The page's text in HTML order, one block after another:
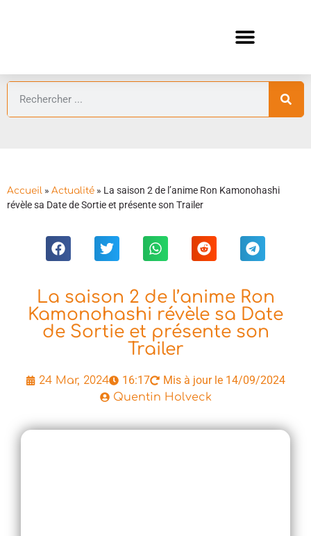
Accueil » Actualité » La saison 2 de l’anime Ron Kamonohashi
révèle sa Date de Sortie et présente son Trailer
La saison 2 de l’anime Ron
Kamonohashi révèle sa Date
de Sortie et présente son
Trailer
24 Mar, 2024 16:17 Mis à jour le 14/09/2024
Quentin Holveck